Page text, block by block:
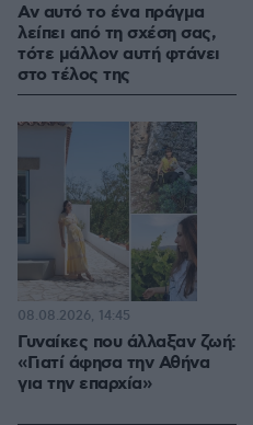
Αν αυτό το ένα πράγμα
λείπει από τη σχέση σας,
τότε μάλλον αυτή φτάνει
στο τέλος της
Γυναίκες που άλλαξαν ζωή:
«Γιατί άφησα την Αθήνα
για την επαρχία»
08.08.2026, 14:45